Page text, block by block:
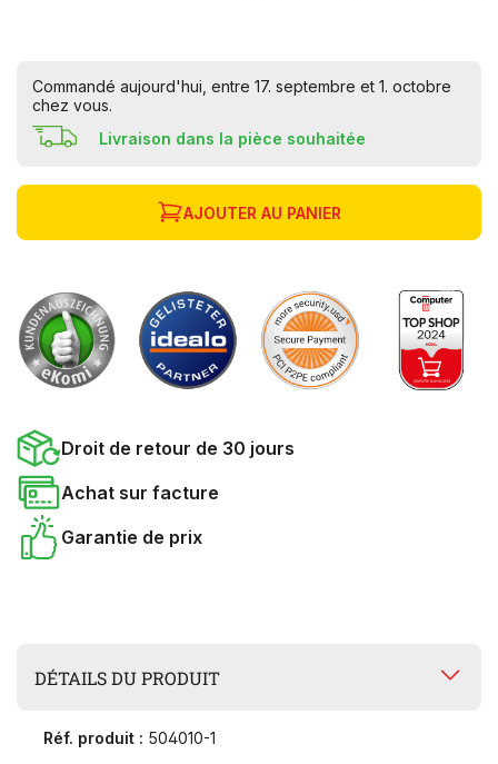
Commandé aujourd'hui, entre 17. septembre et 1. octobre
chez vous.
Livraison dans la pièce souhaitée
AJOUTER AU PANIER
Droit de retour de 30 jours
Achat sur facture
Garantie de prix
DÉTAILS DU PRODUIT
Réf. produit : 504010-1